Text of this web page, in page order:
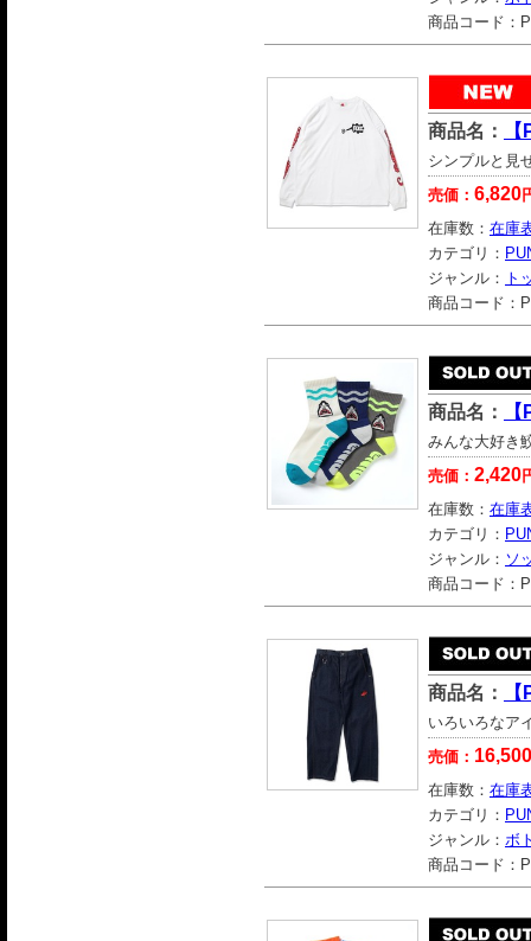
商品コード：
商品名：
シンプルと見
売価： 6,820
在庫数： 在庫
カテゴリ：
ジャンル： ト
商品コード：
商品名：
みんな大好き
売価： 2,420
在庫数： 在庫
カテゴリ：
ジャンル： ソ
商品コード：
商品名：
いろいろなア
売価： 16,500
在庫数： 在庫
カテゴリ：
ジャンル： ボ
商品コード：